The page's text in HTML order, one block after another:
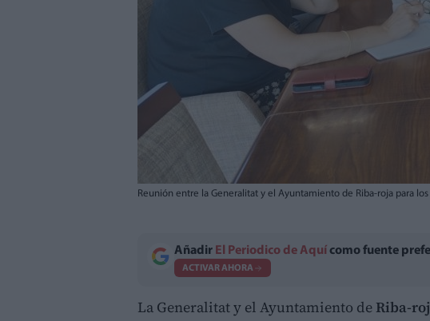
Reunión entre la Generalitat y el Ayuntamiento de Riba-roja para
Añadir El Periodico de Aquí como fuente
ACTIVAR AHORA
La Generalitat y el Ayuntamiento de Riba-